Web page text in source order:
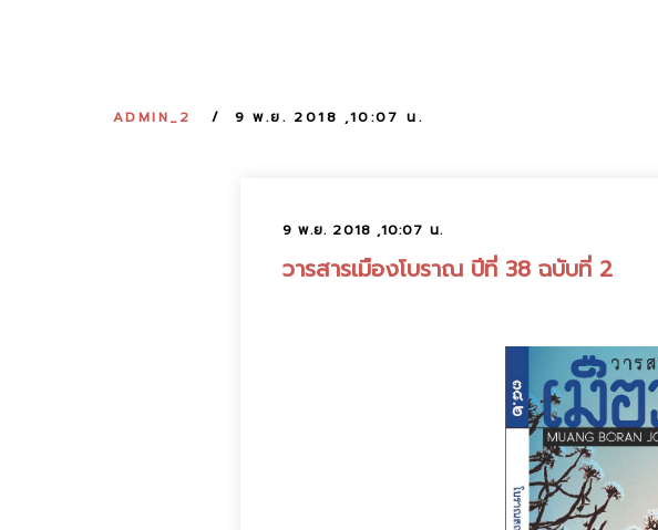
ADMIN_2 9 พ.ย. 2018 ,10:07 น.
9 พ.ย. 2018 ,10:07 น.
วารสารเมืองโบราณ ปีที่ 38 ฉบับที่ 2